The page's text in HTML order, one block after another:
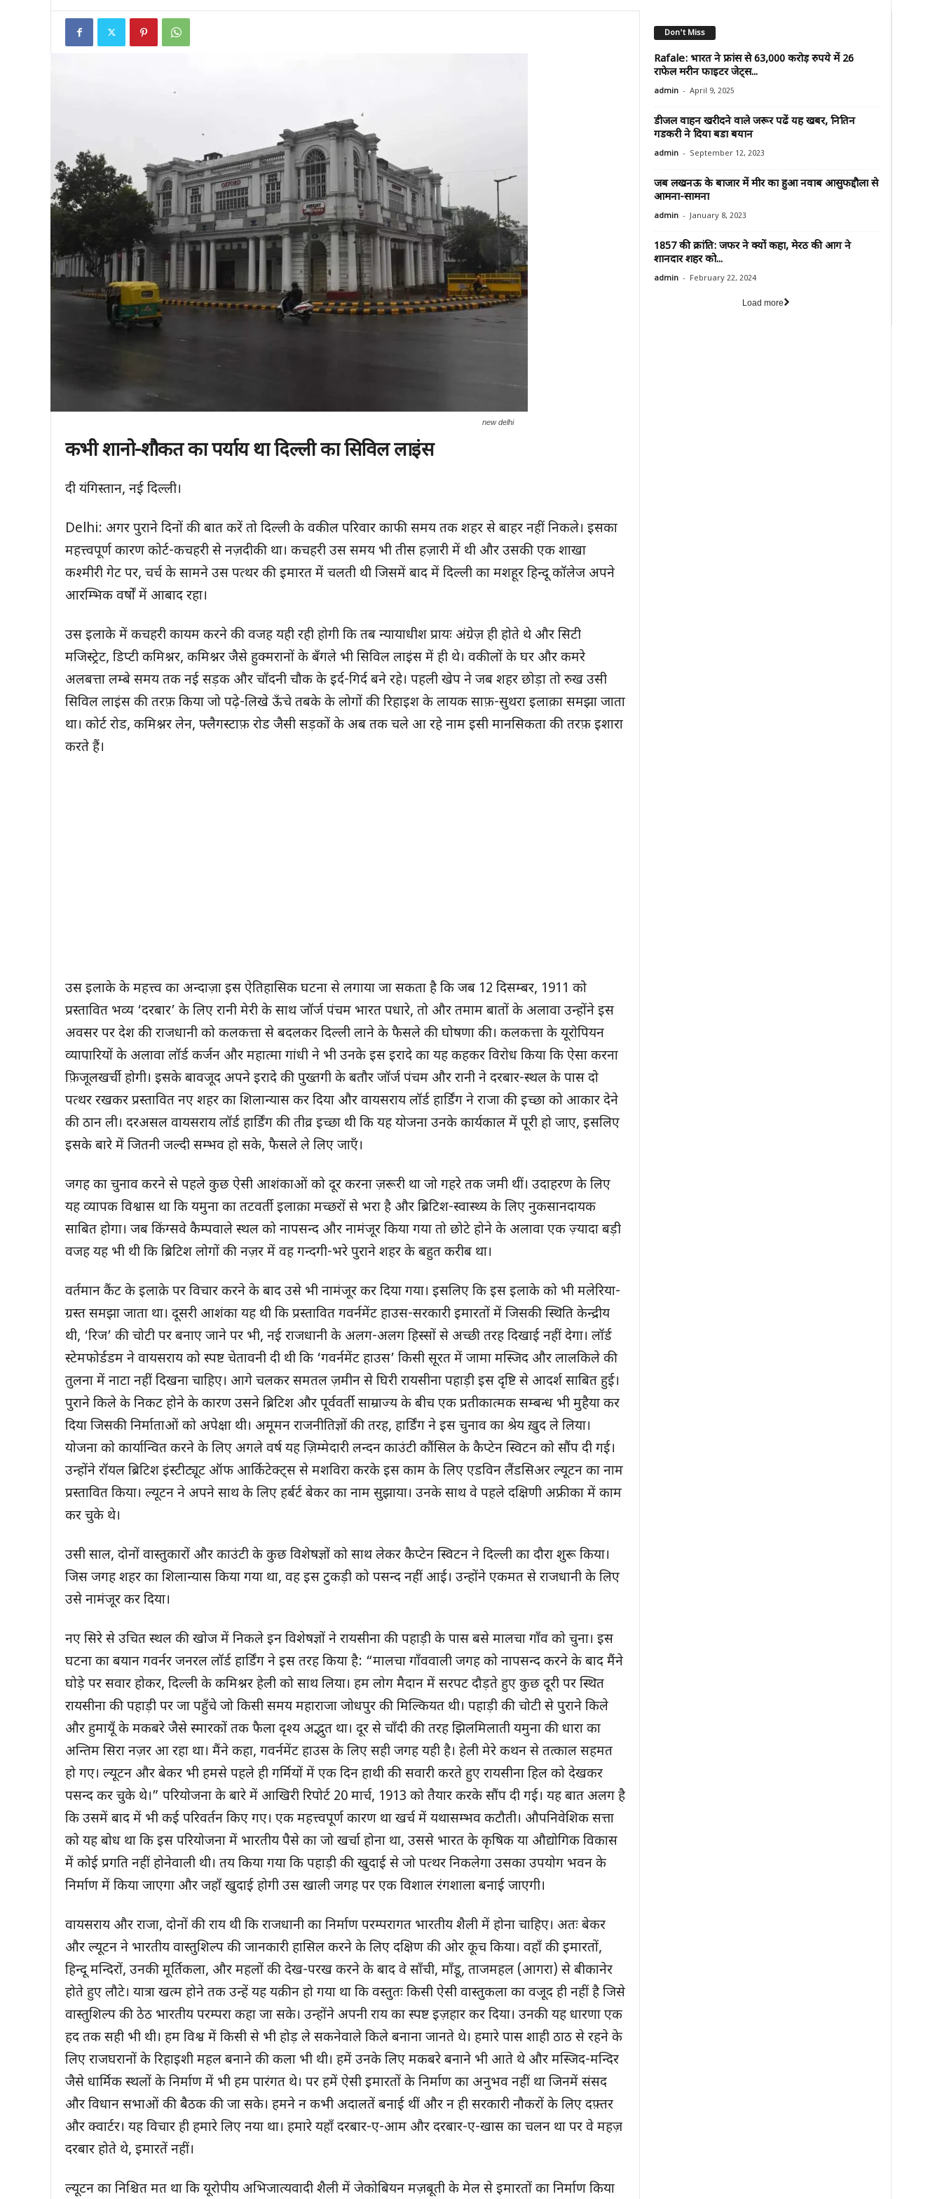
new delhi
कभी शानो-शौकत का पर्याय था दिल्ली का सिविल लाइंस
दी यंगिस्तान, नई दिल्ली।
Delhi: अगर पुराने दिनों की बात करें तो दिल्ली के वकील परिवार काफी समय तक शहर से बाहर नहीं निकले। इसका
महत्त्वपूर्ण कारण कोर्ट-कचहरी से नज़दीकी था। कचहरी उस समय भी तीस हज़ारी में थी और उसकी एक शाखा
कश्मीरी गेट पर, चर्च के सामने उस पत्थर की इमारत में चलती थी जिसमें बाद में दिल्ली का मशहूर हिन्दू कॉलेज अपने
आरम्भिक वर्षों में आबाद रहा।
उस इलाके में कचहरी कायम करने की वजह यही रही होगी कि तब न्यायाधीश प्रायः अंग्रेज़ ही होते थे और सिटी
मजिस्ट्रेट, डिप्टी कमिश्नर, कमिश्नर जैसे हुक्मरानों के बँगले भी सिविल लाइंस में ही थे। वकीलों के घर और कमरे
अलबत्ता लम्बे समय तक नई सड़क और चाँदनी चौक के इर्द-गिर्द बने रहे। पहली खेप ने जब शहर छोड़ा तो रुख उसी
सिविल लाइंस की तरफ़ किया जो पढ़े-लिखे ऊँचे तबके के लोगों की रिहाइश के लायक साफ़-सुथरा इलाक़ा समझा जाता
था। कोर्ट रोड, कमिश्नर लेन, फ्लैगस्टाफ़ रोड जैसी सड़कों के अब तक चले आ रहे नाम इसी मानसिकता की तरफ़ इशारा
करते हैं।
उस इलाके के महत्त्व का अन्दाज़ा इस ऐतिहासिक घटना से लगाया जा सकता है कि जब 12 दिसम्बर, 1911 को
प्रस्तावित भव्य ‘दरबार’ के लिए रानी मेरी के साथ जॉर्ज पंचम भारत पधारे, तो और तमाम बातों के अलावा उन्होंने इस
अवसर पर देश की राजधानी को कलकत्ता से बदलकर दिल्ली लाने के फैसले की घोषणा की। कलकत्ता के यूरोपियन
व्यापारियों के अलावा लॉर्ड कर्जन और महात्मा गांधी ने भी उनके इस इरादे का यह कहकर विरोध किया कि ऐसा करना
फ़िजूलखर्ची होगी। इसके बावजूद अपने इरादे की पुख्तगी के बतौर जॉर्ज पंचम और रानी ने दरबार-स्थल के पास दो
पत्थर रखकर प्रस्तावित नए शहर का शिलान्यास कर दिया और वायसराय लॉर्ड हार्डिंग ने राजा की इच्छा को आकार देने
की ठान ली। दरअसल वायसराय लॉर्ड हार्डिंग की तीव्र इच्छा थी कि यह योजना उनके कार्यकाल में पूरी हो जाए, इसलिए
इसके बारे में जितनी जल्दी सम्भव हो सके, फैसले ले लिए जाएँ।
जगह का चुनाव करने से पहले कुछ ऐसी आशंकाओं को दूर करना ज़रूरी था जो गहरे तक जमी थीं। उदाहरण के लिए
यह व्यापक विश्वास था कि यमुना का तटवर्ती इलाक़ा मच्छरों से भरा है और ब्रिटिश-स्वास्थ्य के लिए नुकसानदायक
साबित होगा। जब किंग्सवे कैम्पवाले स्थल को नापसन्द और नामंजूर किया गया तो छोटे होने के अलावा एक ज़्यादा बड़ी
वजह यह भी थी कि ब्रिटिश लोगों की नज़र में वह गन्दगी-भरे पुराने शहर के बहुत करीब था।
वर्तमान कैंट के इलाक़े पर विचार करने के बाद उसे भी नामंजूर कर दिया गया। इसलिए कि इस इलाके को भी मलेरिया-
ग्रस्त समझा जाता था। दूसरी आशंका यह थी कि प्रस्तावित गवर्नमेंट हाउस-सरकारी इमारतों में जिसकी स्थिति केन्द्रीय
थी, ‘रिज’ की चोटी पर बनाए जाने पर भी, नई राजधानी के अलग-अलग हिस्सों से अच्छी तरह दिखाई नहीं देगा। लॉर्ड
स्टेमफोर्डडम ने वायसराय को स्पष्ट चेतावनी दी थी कि ‘गवर्नमेंट हाउस’ किसी सूरत में जामा मस्जिद और लालकिले की
तुलना में नाटा नहीं दिखना चाहिए। आगे चलकर समतल ज़मीन से घिरी रायसीना पहाड़ी इस दृष्टि से आदर्श साबित हुई।
पुराने किले के निकट होने के कारण उसने ब्रिटिश और पूर्ववर्ती साम्राज्य के बीच एक प्रतीकात्मक सम्बन्ध भी मुहैया कर
दिया जिसकी निर्माताओं को अपेक्षा थी। अमूमन राजनीतिज्ञों की तरह, हार्डिंग ने इस चुनाव का श्रेय ख़ुद ले लिया।
योजना को कार्यान्वित करने के लिए अगले वर्ष यह ज़िम्मेदारी लन्दन काउंटी कौंसिल के कैप्टेन स्विटन को सौंप दी गई।
उन्होंने रॉयल ब्रिटिश इंस्टीट्यूट ऑफ आर्किटेक्ट्स से मशविरा करके इस काम के लिए एडविन लैंडसिअर ल्यूटन का नाम
प्रस्तावित किया। ल्यूटन ने अपने साथ के लिए हर्बर्ट बेकर का नाम सुझाया। उनके साथ वे पहले दक्षिणी अफ्रीका में काम
कर चुके थे।
उसी साल, दोनों वास्तुकारों और काउंटी के कुछ विशेषज्ञों को साथ लेकर कैप्टेन स्विटन ने दिल्ली का दौरा शुरू किया।
जिस जगह शहर का शिलान्यास किया गया था, वह इस टुकड़ी को पसन्द नहीं आई। उन्होंने एकमत से राजधानी के लिए
उसे नामंजूर कर दिया।
नए सिरे से उचित स्थल की खोज में निकले इन विशेषज्ञों ने रायसीना की पहाड़ी के पास बसे मालचा गाँव को चुना। इस
घटना का बयान गवर्नर जनरल लॉर्ड हार्डिंग ने इस तरह किया है: “मालचा गाँववाली जगह को नापसन्द करने के बाद मैंने
घोड़े पर सवार होकर, दिल्ली के कमिश्नर हेली को साथ लिया। हम लोग मैदान में सरपट दौड़ते हुए कुछ दूरी पर स्थित
रायसीना की पहाड़ी पर जा पहुँचे जो किसी समय महाराजा जोधपुर की मिल्कियत थी। पहाड़ी की चोटी से पुराने किले
और हुमायूँ के मकबरे जैसे स्मारकों तक फैला दृश्य अद्भुत था। दूर से चाँदी की तरह झिलमिलाती यमुना की धारा का
अन्तिम सिरा नज़र आ रहा था। मैंने कहा, गवर्नमेंट हाउस के लिए सही जगह यही है। हेली मेरे कथन से तत्काल सहमत
हो गए। ल्यूटन और बेकर भी हमसे पहले ही गर्मियों में एक दिन हाथी की सवारी करते हुए रायसीना हिल को देखकर
पसन्द कर चुके थे।” परियोजना के बारे में आखिरी रिपोर्ट 20 मार्च, 1913 को तैयार करके सौंप दी गई। यह बात अलग है
कि उसमें बाद में भी कई परिवर्तन किए गए। एक महत्त्वपूर्ण कारण था खर्च में यथासम्भव कटौती। औपनिवेशिक सत्ता
को यह बोध था कि इस परियोजना में भारतीय पैसे का जो खर्चा होना था, उससे भारत के कृषिक या औद्योगिक विकास
में कोई प्रगति नहीं होनेवाली थी। तय किया गया कि पहाड़ी की खुदाई से जो पत्थर निकलेगा उसका उपयोग भवन के
निर्माण में किया जाएगा और जहाँ खुदाई होगी उस खाली जगह पर एक विशाल रंगशाला बनाई जाएगी।
वायसराय और राजा, दोनों की राय थी कि राजधानी का निर्माण परम्परागत भारतीय शैली में होना चाहिए। अतः बेकर
और ल्यूटन ने भारतीय वास्तुशिल्प की जानकारी हासिल करने के लिए दक्षिण की ओर कूच किया। वहाँ की इमारतों,
हिन्दू मन्दिरों, उनकी मूर्तिकला, और महलों की देख-परख करने के बाद वे साँची, माँडू, ताजमहल (आगरा) से बीकानेर
होते हुए लौटे। यात्रा खत्म होने तक उन्हें यह यक़ीन हो गया था कि वस्तुतः किसी ऐसी वास्तुकला का वजूद ही नहीं है जिसे
वास्तुशिल्प की ठेठ भारतीय परम्परा कहा जा सके। उन्होंने अपनी राय का स्पष्ट इज़हार कर दिया। उनकी यह धारणा एक
हद तक सही भी थी। हम विश्व में किसी से भी होड़ ले सकनेवाले किले बनाना जानते थे। हमारे पास शाही ठाठ से रहने के
लिए राजघरानों के रिहाइशी महल बनाने की कला भी थी। हमें उनके लिए मकबरे बनाने भी आते थे और मस्जिद-मन्दिर
जैसे धार्मिक स्थलों के निर्माण में भी हम पारंगत थे। पर हमें ऐसी इमारतों के निर्माण का अनुभव नहीं था जिनमें संसद
और विधान सभाओं की बैठक की जा सके। हमने न कभी अदालतें बनाई थीं और न ही सरकारी नौकरों के लिए दफ़्तर
और क्वार्टर। यह विचार ही हमारे लिए नया था। हमारे यहाँ दरबार-ए-आम और दरबार-ए-खास का चलन था पर वे महज़
दरबार होते थे, इमारतें नहीं।
ल्यूटन का निश्चित मत था कि यूरोपीय अभिजात्यवादी शैली में जेकोबियन मज़बूती के मेल से इमारतों का निर्माण किया
Don't Miss
Rafale: भारत ने फ्रांस से 63,000 करोड़ रुपये में 26
राफेल मरीन फाइटर जेट्स...
admin - April 9, 2025
डीजल वाहन खरीदने वाले जरूर पढें यह खबर, नितिन
गडकरी ने दिया बडा बयान
admin - September 12, 2023
जब लखनऊ के बाजार में मीर का हुआ नवाब आसुफद्दौला से
आमना-सामना
admin - January 8, 2023
1857 की क्रांति: जफर ने क्यों कहा, मेरठ की आग ने
शानदार शहर को...
admin - February 22, 2024
Load more